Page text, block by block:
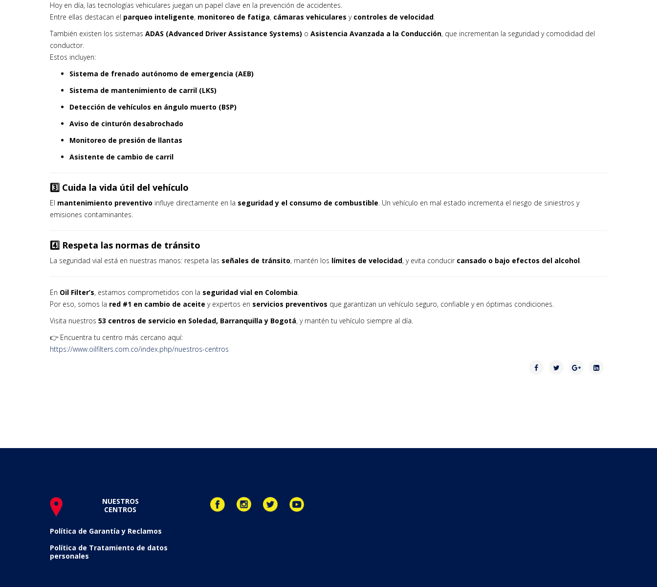
Hoy en día, las tecnologías vehiculares juegan un papel clave en la prevención de accidentes.
Entre ellas destacan el parqueo inteligente, monitoreo de fatiga, cámaras vehiculares y controles de velocidad.
También existen los sistemas ADAS (Advanced Driver Assistance Systems) o Asistencia Avanzada a la Conducción, que incrementan la seguridad y comodidad del
conductor.
Estos incluyen:
Sistema de frenado autónomo de emergencia (AEB)
Sistema de mantenimiento de carril (LKS)
Detección de vehículos en ángulo muerto (BSP)
Aviso de cinturón desabrochado
Monitoreo de presión de llantas
Asistente de cambio de carril
3️⃣ Cuida la vida útil del vehículo
El mantenimiento preventivo influye directamente en la seguridad y el consumo de combustible. Un vehículo en mal estado incrementa el riesgo de siniestros y
emisiones contaminantes.
4️⃣ Respeta las normas de tránsito
La seguridad vial está en nuestras manos: respeta las señales de tránsito, mantén los límites de velocidad, y evita conducir cansado o bajo efectos del alcohol.
En Oil Filter’s, estamos comprometidos con la seguridad vial en Colombia.
Por eso, somos la red #1 en cambio de aceite y expertos en servicios preventivos que garantizan un vehículo seguro, confiable y en óptimas condiciones.
Visita nuestros 53 centros de servicio en Soledad, Barranquilla y Bogotá, y mantén tu vehículo siempre al día.
👉 Encuentra tu centro más cercano aquí:
https://www.oilfilters.com.co/index.php/nuestros-centros
NUESTROS
CENTROS
Política de Garantía y Reclamos
Política de Tratamiento de datos
personales